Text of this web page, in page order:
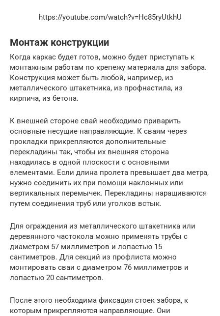
https://youtube.com/watch?v=Hc85ryUtkhU
Монтаж конструкции
Когда каркас будет готов, можно будет приступать к
монтажным работам по крепежу материала для забора.
Конструкция может быть любой, например, из
металлического штакетника, из профнастила, из
кирпича, из бетона.
К внешней стороне свай необходимо приварить
основные несущие направляющие. К сваям через
прокладки прикрепляются дополнительные
перекладины так, чтобы их внешняя сторона
находилась в одной плоскости с основными
элементами. Если длина пролета превышает два метра,
нужно соединить их при помощи наклонных или
вертикальных перемычек. Перекладины наращиваются
путем соединения труб или уголков встык.
Для ограждения из металлического штакетника или
деревянного частокола можно применять трубы с
диаметром 57 миллиметров и лопастью 15
сантиметров. Для секций из профлиста можно
монтировать сваи с диаметром 76 миллиметров и
лопастью 20 сантиметров.
После этого необходима фиксация стоек забора, к
которым прикрепляются направляющие. Они